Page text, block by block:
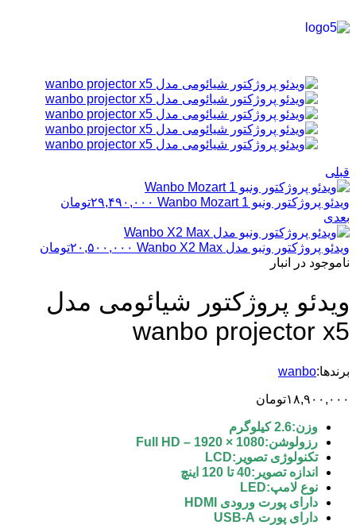
قبلی
ویدئو پروژکتور ونبو Wanbo Mozart 1 ۲۹,۴۹۰,۰۰۰تومان
بعدی
ویدئو پروژکتور ونبو مدل Wanbo X2 Max ۲۰,۵۰۰,۰۰۰تومان
ناموجود در انبار
ویدئو پروژکتور شیائومی مدل
wanbo projector x5
برندها:wanbo
۱۸,۹۰۰,۰۰۰تومان
وزن:2.6 کیلوگرم
رزولوشن:Full HD – 1920 × 1080
تکنولوژی تصویر:LCD
اندازه تصویر:40 تا 120 اینچ
نوع لامپ:LED
دارای پورت ورودی HDMI
دارای پورت USB-A